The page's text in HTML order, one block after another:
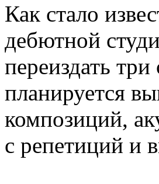
Как стало
дебютной
переиздать
планируется
композиций,
с репетиций и